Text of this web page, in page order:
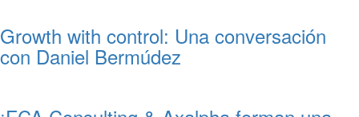
Growth with control: Una conversación
con Daniel Bermúdez